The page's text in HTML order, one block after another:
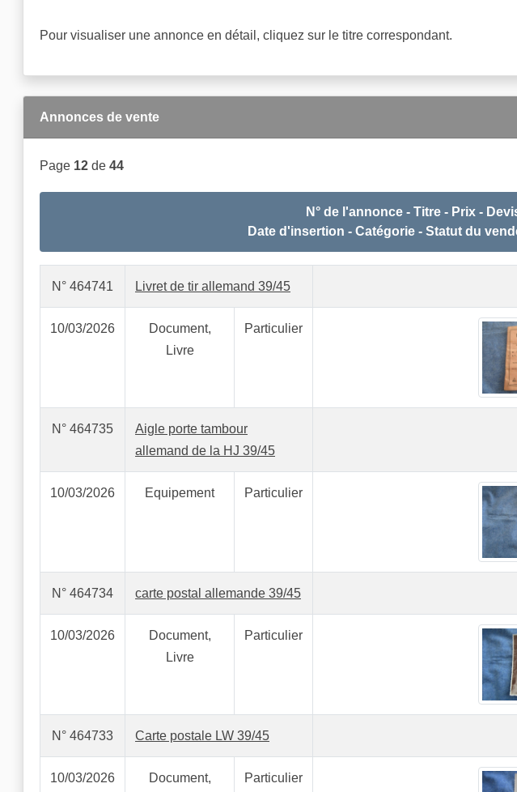
Pour visualiser une annonce en détail, cliquez sur le titre correspondant.
Annonces de vente
Page 12 de 44
N° de l'annonce - Titre - Prix -
Date d'insertion - Catégorie - Statut du
N° 464741 Livret de tir allemand 39/45
10/03/2026
Document,
Livre
Particulier
N° 464735
Aigle porte tambour
allemand de la HJ 39/45
10/03/2026 Equipement Particulier
N° 464734 carte postal allemande 39/45
10/03/2026
Document,
Livre
Particulier
N° 464733 Carte postale LW 39/45
10/03/2026
Document,
Particulier